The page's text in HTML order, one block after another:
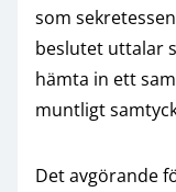
som
beslutet uttalar
hämta in ett
muntligt
Det avgörande